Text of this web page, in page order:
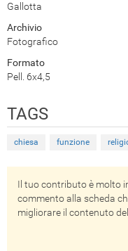
Gallotta
Archivio
Fotografico
Formato
Pell. 6x4,5
TAGS
chiesa funzione
Il tuo contributo è molto
commento alla scheda
migliorare il contenuto